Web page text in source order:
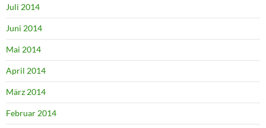
Juli 2014
Juni 2014
Mai 2014
April 2014
März 2014
Februar 2014